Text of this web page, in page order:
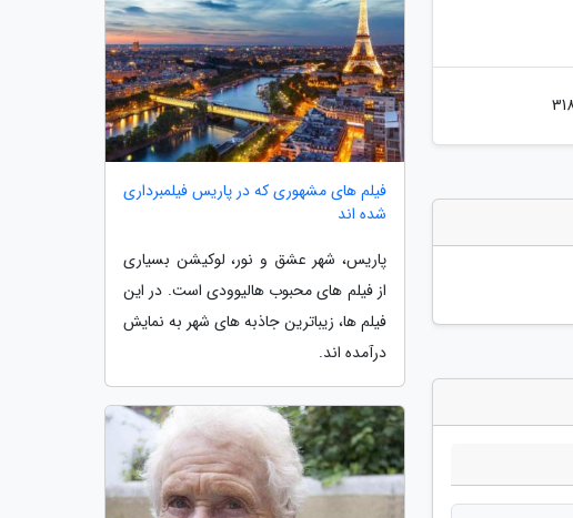
فیلم های مشهوری که در پاریس فیلمبرداری
شده اند
پاریس، شهر عشق و نور، لوکیشن بسیاری
از فیلم های محبوب هالیوودی است. در این
فیلم ها، زیباترین جاذبه های شهر به نمایش
درآمده اند.